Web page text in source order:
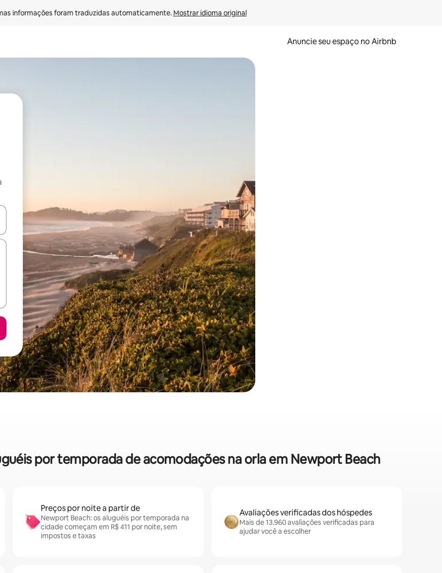
informações foram traduzidas automaticamente. Mostrar idioma original
Anuncie seu espaço no Airbnb
os usando as seta para cima e para baixo do teclado ou tocando e deslizando o dedo na tela.
por temporada de acomodações na orla em Newport Beach
Preços por noite a partir de
Newport Beach: os aluguéis por temporada na
cidade começam em R$ 411 por noite, sem
impostos e taxas
Avaliações verificadas dos hóspedes
Mais de 13.960 avaliações verificadas para
ajudar você a escolher